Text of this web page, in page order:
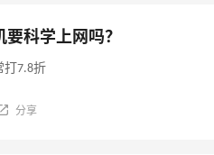
科学上网吗？
打7.8折
分享